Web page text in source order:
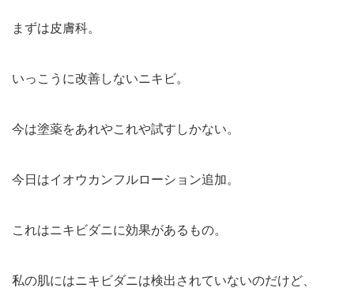
まずは皮膚科。
いっこうに改善しないニキビ。
今は塗薬をあれやこれや試すしかない。
今日はイオウカンフルローション追加。
これはニキビダニに効果があるもの。
私の肌にはニキビダニは検出されていないのだけど、